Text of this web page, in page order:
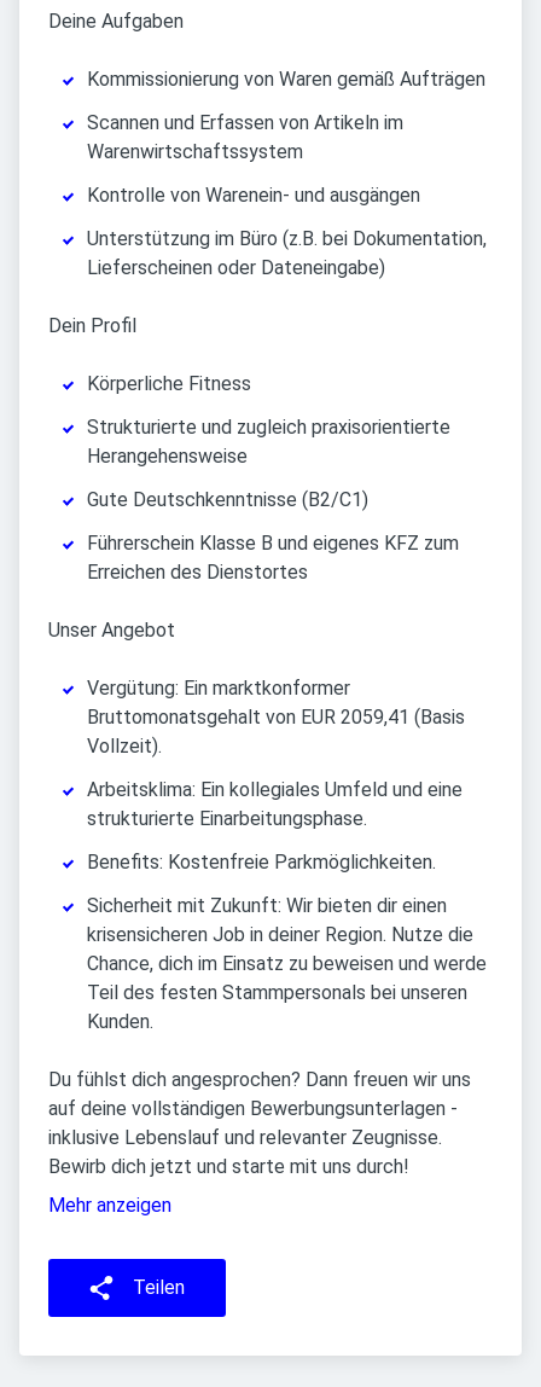
Deine Aufgaben
Kommissionierung von Waren gemäß Aufträgen
Scannen und Erfassen von Artikeln im
Warenwirtschaftssystem
Kontrolle von Warenein- und ausgängen
Unterstützung im Büro (z.B. bei Dokumentation,
Lieferscheinen oder Dateneingabe)
Dein Profil
Körperliche Fitness
Strukturierte und zugleich praxisorientierte
Herangehensweise
Gute Deutschkenntnisse (B2/C1)
Führerschein Klasse B und eigenes KFZ zum
Erreichen des Dienstortes
Unser Angebot
Vergütung: Ein marktkonformer
Bruttomonatsgehalt von EUR 2059,41 (Basis
Vollzeit).
Arbeitsklima: Ein kollegiales Umfeld und eine
strukturierte Einarbeitungsphase.
Benefits: Kostenfreie Parkmöglichkeiten.
Sicherheit mit Zukunft: Wir bieten dir einen
krisensicheren Job in deiner Region. Nutze die
Chance, dich im Einsatz zu beweisen und werde
Teil des festen Stammpersonals bei unseren
Kunden.
Du fühlst dich angesprochen? Dann freuen wir uns
auf deine vollständigen Bewerbungsunterlagen -
inklusive Lebenslauf und relevanter Zeugnisse.
Bewirb dich jetzt und starte mit uns durch!
Mehr anzeigen
Teilen